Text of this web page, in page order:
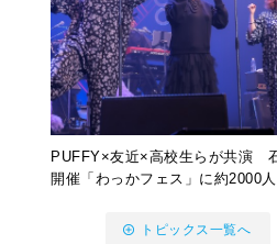
PUFFY×友近×高校生らが共演
開催「わっかフェス」に約2000人
トピックス一覧へ